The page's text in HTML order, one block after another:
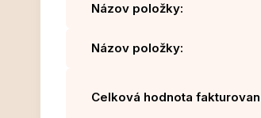
Názov položky:
Názov položky:
Celková hodnota